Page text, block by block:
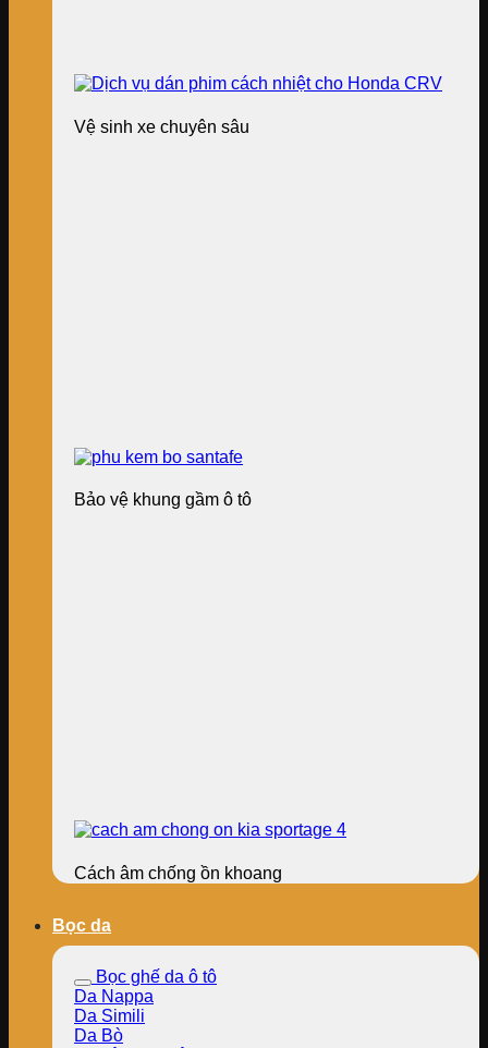
Vệ sinh xe chuyên sâu
Bảo vệ khung gầm ô tô
Cách âm chống ồn khoang
Bọc da
Bọc ghế da ô tô
Da Nappa
Da Simili
Da Bò